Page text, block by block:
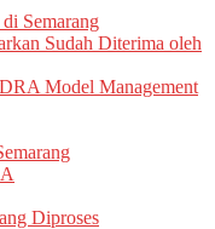
Semarang
Sudah Diterima oleh
Model Management
Diproses